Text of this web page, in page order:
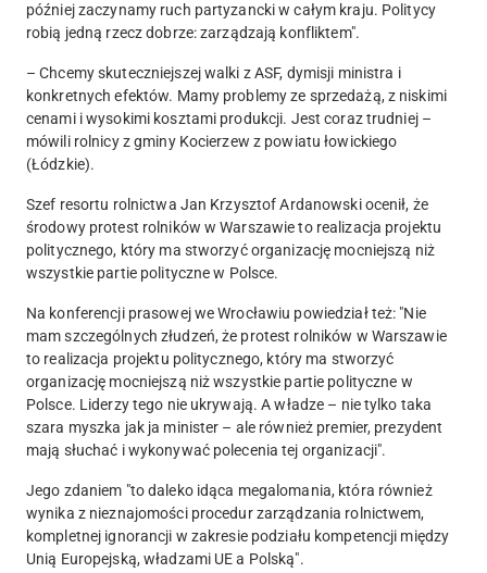
później zaczynamy ruch partyzancki w całym kraju. Politycy
robią jedną rzecz dobrze: zarządzają konfliktem".
– Chcemy skuteczniejszej walki z ASF, dymisji ministra i
konkretnych efektów. Mamy problemy ze sprzedażą, z niskimi
cenami i wysokimi kosztami produkcji. Jest coraz trudniej –
mówili rolnicy z gminy Kocierzew z powiatu łowickiego
(Łódzkie).
Szef resortu rolnictwa Jan Krzysztof Ardanowski ocenił, że
środowy protest rolników w Warszawie to realizacja projektu
politycznego, który ma stworzyć organizację mocniejszą niż
wszystkie partie polityczne w Polsce.
Na konferencji prasowej we Wrocławiu powiedział też: "Nie
mam szczególnych złudzeń, że protest rolników w Warszawie
to realizacja projektu politycznego, który ma stworzyć
organizację mocniejszą niż wszystkie partie polityczne w
Polsce. Liderzy tego nie ukrywają. A władze – nie tylko taka
szara myszka jak ja minister – ale również premier, prezydent
mają słuchać i wykonywać polecenia tej organizacji".
Jego zdaniem "to daleko idąca megalomania, która również
wynika z nieznajomości procedur zarządzania rolnictwem,
kompletnej ignorancji w zakresie podziału kompetencji między
Unią Europejską, władzami UE a Polską".